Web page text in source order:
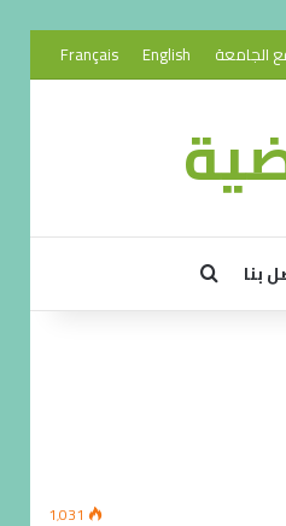
الجامعة English
Français
بنا
1٬031